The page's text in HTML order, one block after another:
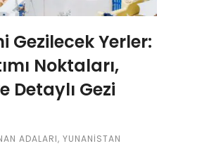
Gezilecek Yerler:
Noktaları,
Detaylı Gezi
ADALARI, YUNANISTAN